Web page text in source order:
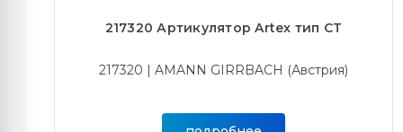
217320 Артикулятор Artex тип CT
217320 | AMANN GIRRBACH (Австрия)